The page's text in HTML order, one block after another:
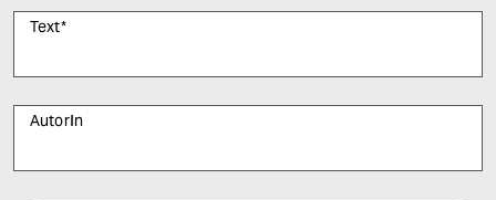
Text*
AutorIn